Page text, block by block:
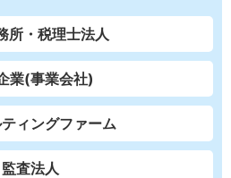
所・税理士法人
業(事業会社)
ィングファーム
監査法人